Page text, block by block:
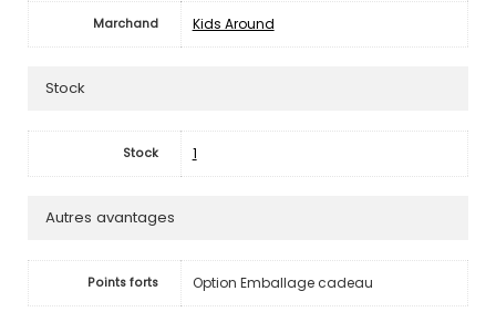
Marchand Kids Around
Stock
Stock 1
Autres avantages
Points forts Option Emballage cadeau